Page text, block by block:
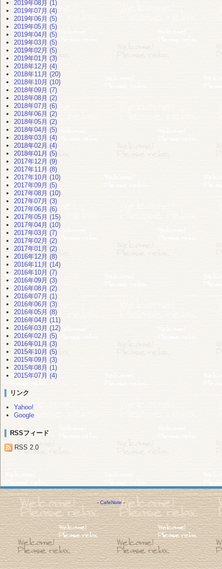
2019年08月 (1)
2019年07月 (4)
2019年06月 (5)
2019年05月 (5)
2019年04月 (5)
2019年03月 (5)
2019年02月 (5)
2019年01月 (3)
2018年12月 (4)
2018年11月 (20)
2018年10月 (10)
2018年09月 (7)
2018年08月 (2)
2018年07月 (6)
2018年06月 (2)
2018年05月 (2)
2018年04月 (5)
2018年03月 (4)
2018年02月 (4)
2018年01月 (5)
2017年12月 (9)
2017年11月 (8)
2017年10月 (10)
2017年09月 (5)
2017年08月 (10)
2017年07月 (3)
2017年06月 (6)
2017年05月 (15)
2017年04月 (10)
2017年03月 (7)
2017年02月 (2)
2017年01月 (2)
2016年12月 (8)
2016年11月 (14)
2016年10月 (7)
2016年09月 (3)
2016年08月 (2)
2016年07月 (1)
2016年06月 (3)
2016年05月 (8)
2016年04月 (11)
2016年03月 (12)
2016年02月 (5)
2016年01月 (3)
2015年10月 (5)
2015年09月 (3)
2015年08月 (1)
2015年07月 (4)
リンク
Yahoo!
Google
RSSフィード
RSS 2.0
-CafeNote-